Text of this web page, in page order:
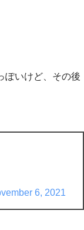
ぽいけど、その後
6, 2021